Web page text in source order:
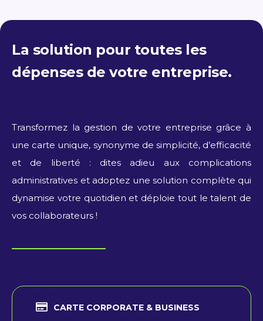
La solution pour toutes les
dépenses de votre entreprise.
Transformez la gestion de votre entreprise grâce à
une carte unique, synonyme de simplicité, d’efficacité
et de liberté : dites adieu aux complications
administratives et adoptez une solution complète qui
dynamise votre quotidien et déploie tout le talent de
vos collaborateurs !
CARTE CORPORATE & BUSINESS